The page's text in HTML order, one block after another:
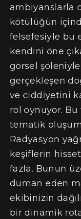
ambiyanslarla
kötülüğün
felsefesiyle bu
kendini öne
görsel
gerçekleşen
ve ciddiyetini
rol oynuyor. Bu
tematik
Radyasyon
keşiflerin
fazla. Bunun
duman eden
ekibinizin
bir dinamik